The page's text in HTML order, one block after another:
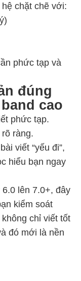
chặt chẽ với:
phức tạp và
đúng
cao
phức tạp.
ràng.
viết “yếu đi”,
hiểu bạn ngay
lên 7.0+, đây
kiểm soát
chỉ viết tốt
đó mới là nền